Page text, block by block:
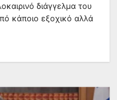
διάγγελμα του
κάποιο εξοχικό αλλά